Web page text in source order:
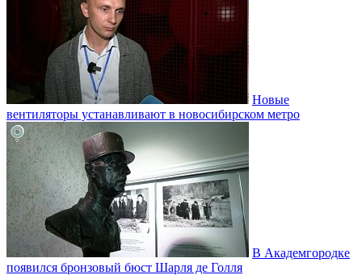
Новые
вентиляторы устанавливают в новосибирском метро
В Академгородке
появился бронзовый бюст Шарля де Голля